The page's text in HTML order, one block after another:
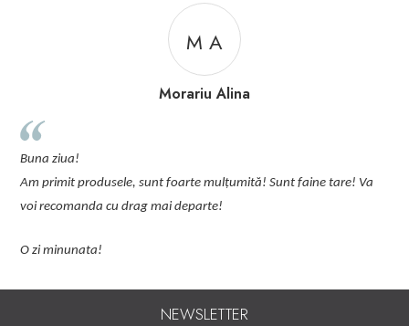
M A
Morariu Alina
Buna ziua!
Am primit produsele, sunt foarte mulțumită! Sunt faine tare! Va
voi recomanda cu drag mai departe!
O zi minunata!
NEWSLETTER